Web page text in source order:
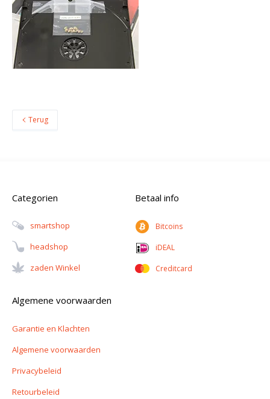
Terug
Categorien
Smartshop
Headshop
Zaden Winkel
Betaal info
Bitcoins
iDEAL
Creditcard
Algemene voorwaarden
Garantie en Klachten
Algemene voorwaarden
Privacybeleid
Retourbeleid